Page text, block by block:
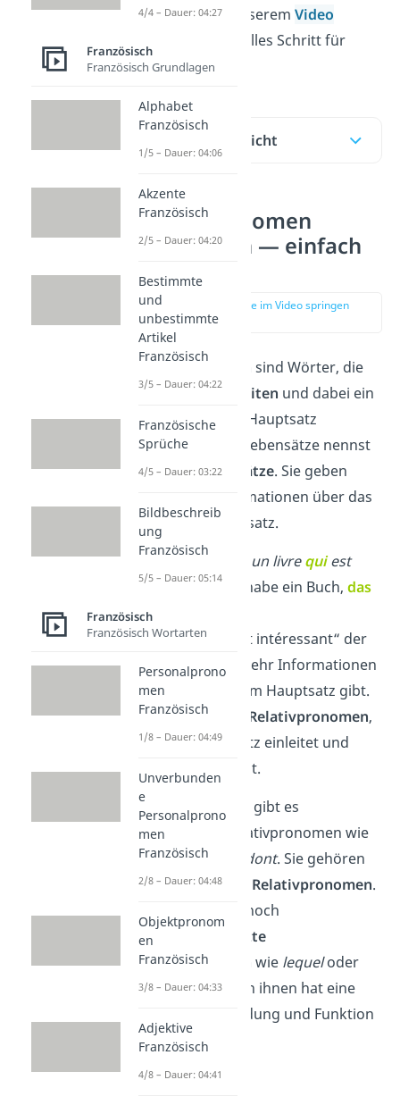
Beitrag und in unserem Video
erklären wir dir alles Schritt für
Schritt!
Inhaltsübersicht
Relativpronomen
Französisch — einfach
erklärt
zur Stelle im Video springen
(00:12)
Relativpronomen
sind Wörter, die
Nebensätze einleiten und dabei ein
Nomenaus dem Hauptsatz
ersetzen
. Diese Nebensätze nennst
du auchRelativsätze. Sie geben
zusätzliche Informationen über das
Nomen im Hauptsatz.
Zum Beispiel:
J’ai un livrequiest
intéressant.(Ich habe ein Buch, das
interessant ist.).
→ Hier ist „qui est intéressant“ der
Relativsatz, der mehr Informationen
über „das Buch“ im Hauptsatz gibt.
Quiist dabei das Relativpronomen,
das den Nebensatz einleitet und
„das Buch“ ersetzt.
Im Französischen gibt es
verschiedene Relativpronomen wie
qui, que, où
dont. Sie gehören
zu deneinfachen Relativpronomen.
Daneben gibt es noch
zusammengesetzte
Relativpronomen
wie lequeloder
laquelle.Jedes von ihnen hat eine
spezielle Verwendung und Funktion
im Satz.
4/4 – Dauer: 04:27
Französisch
Französisch Grundlagen
Alphabet
Französisch
1/5 – Dauer: 04:06
Akzente
Französisch
2/5 – Dauer: 04:20
Bestimmte
und
unbestimmte
Artikel
Französisch
3/5 – Dauer: 04:22
Französische
Sprüche
4/5 – Dauer: 03:22
Bildbeschreib
ung
Französisch
5/5 – Dauer: 05:14
Französisch
Französisch Wortarten
Personalprono
men
Französisch
1/8 – Dauer: 04:49
Unverbunden
e
Personalprono
men
Französisch
2/8 – Dauer: 04:48
Objektpronom
en
Französisch
3/8 – Dauer: 04:33
Adjektive
Französisch
4/8 – Dauer: 04:41